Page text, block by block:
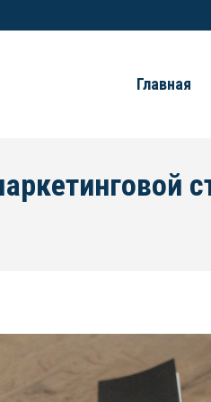
Главная